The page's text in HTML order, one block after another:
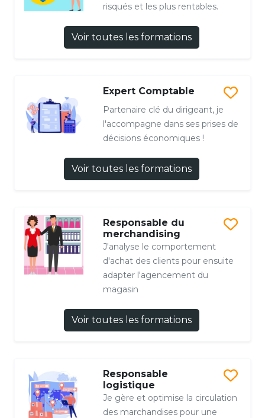
risqués et les plus rentables.
Voir toutes les formations
Expert Comptable
Partenaire clé du dirigeant, je
l'accompagne dans ses prises de
décisions économiques !
Voir toutes les formations
Responsable du
merchandising
J'analyse le comportement
d'achat des clients pour ensuite
adapter l'agencement du
magasin
Voir toutes les formations
Responsable
logistique
Je gère et optimise la circulation
des marchandises pour une